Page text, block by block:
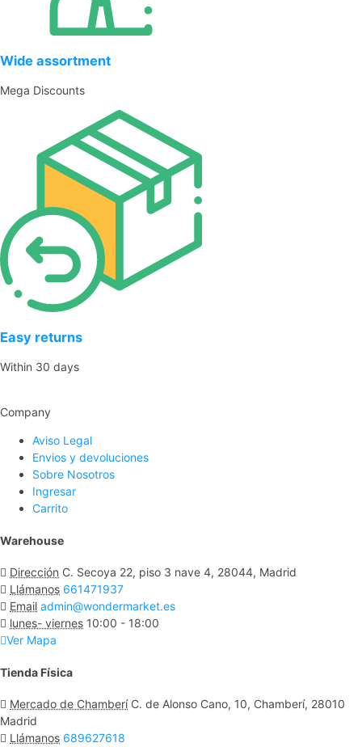
Wide assortment
Mega Discounts
Easy returns
Within 30 days
Company
Aviso Legal
Envios y devoluciones
Sobre Nosotros
Ingresar
Carrito
Warehouse
Dirección C. Secoya 22, piso 3 nave 4, 28044, Madrid
Llámanos 661471937
Email admin@wondermarket.es
lunes- viernes 10:00 - 18:00
Ver Mapa
Tienda Física
Mercado de Chamberí C. de Alonso Cano, 10, Chamberí, 28010
Madrid
Llámanos 689627618